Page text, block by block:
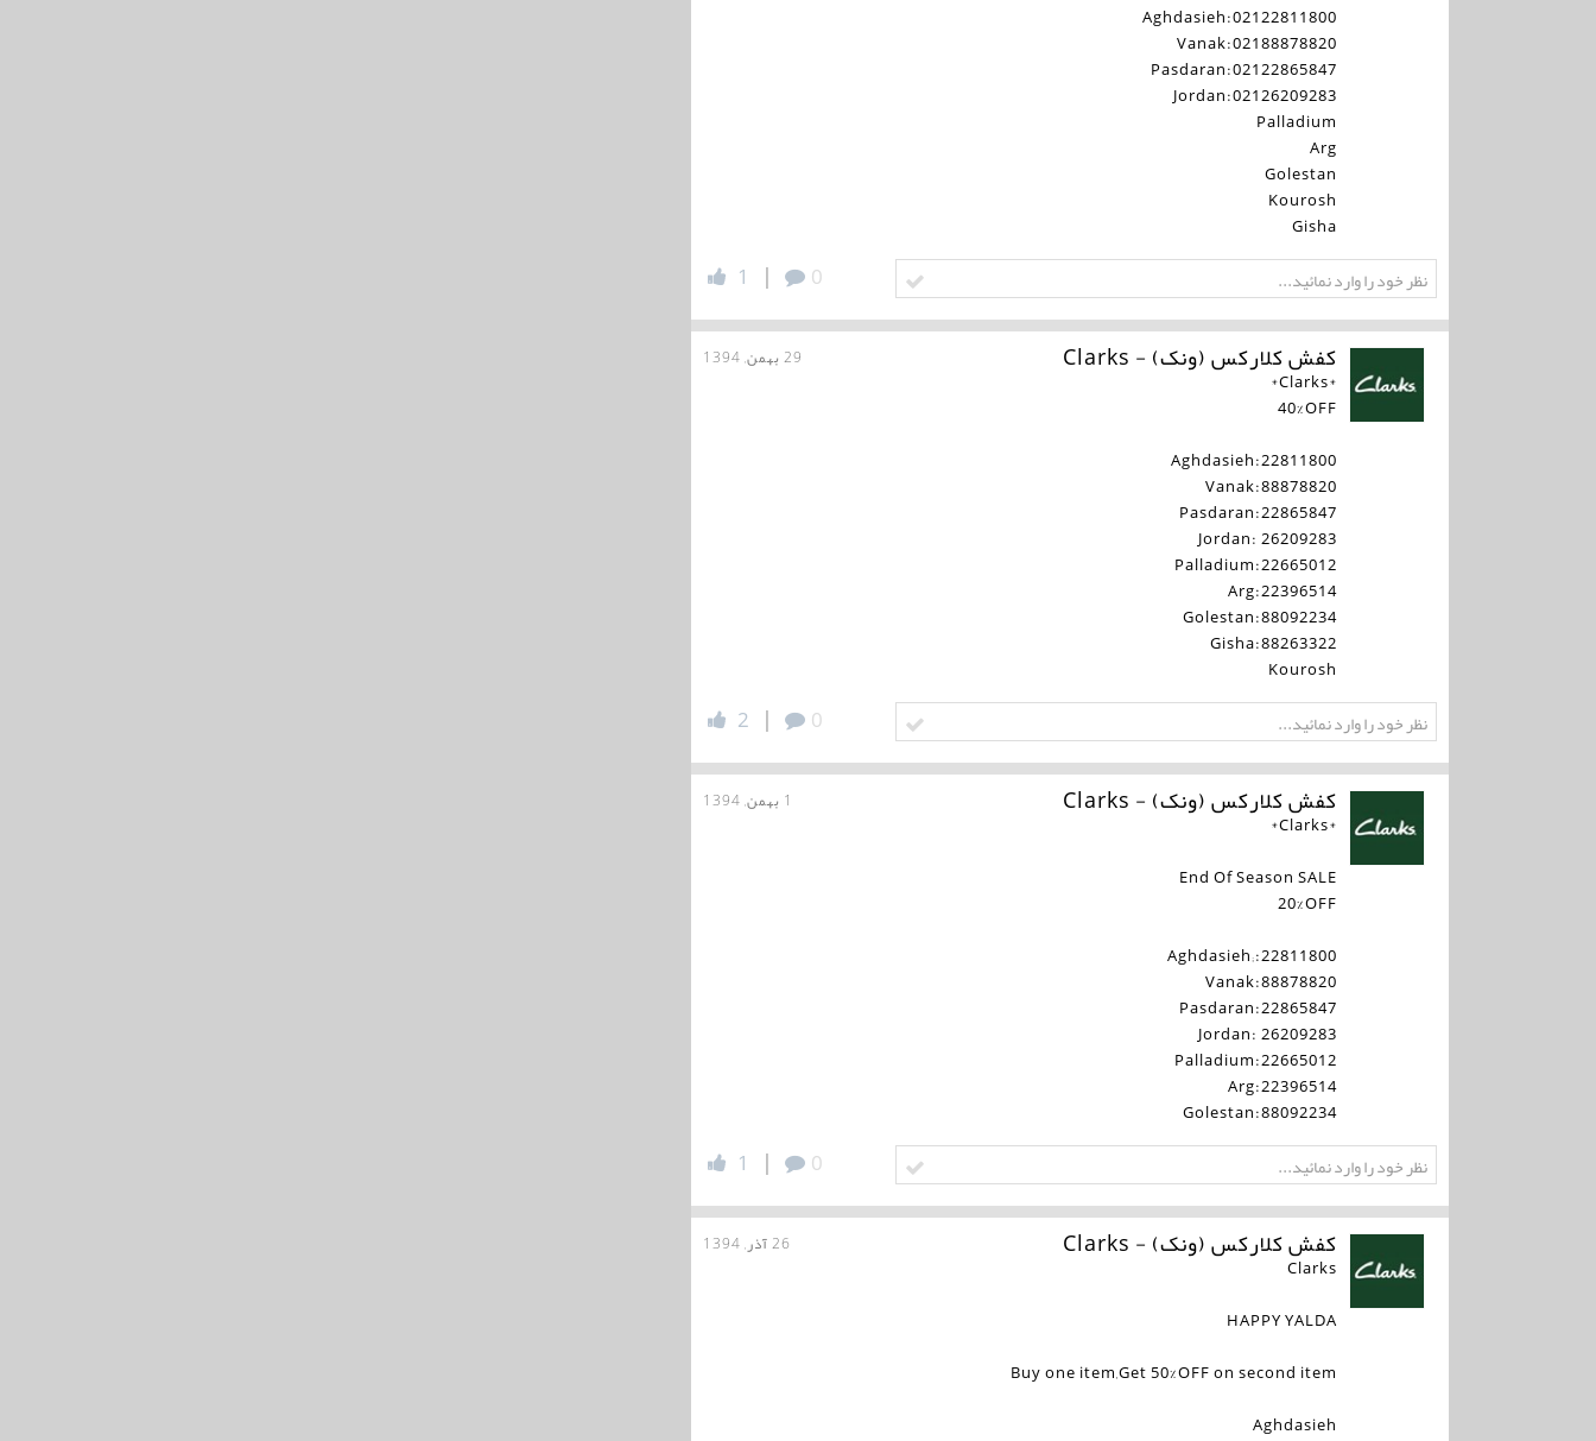
Aghdasieh:02122811800
Vanak:02188878820
Pasdaran:02122865847
Jordan:02126209283
Palladium
Arg
Golestan
Kourosh
Gisha
0
|
1
کفش کلارکس (ونک) - Clarks 29 بهمن, 1394
*Clarks*
40%OFF
Aghdasieh:22811800
Vanak:88878820
Pasdaran:22865847
Jordan: 26209283
Palladium:22665012
Arg:22396514
Golestan:88092234
Gisha:88263322
Kourosh
0
|
2
کفش کلارکس (ونک) - Clarks 1 بهمن, 1394
*Clarks*
End Of Season SALE
20%OFF
Aghdasieh;:22811800
Vanak:88878820
Pasdaran:22865847
Jordan: 26209283
Palladium:22665012
Arg:22396514
Golestan:88092234
0
|
1
کفش کلارکس (ونک) - Clarks 26 آذر, 1394
Clarks
HAPPY YALDA
Buy one item,Get 50%OFF on second item
Aghdasieh